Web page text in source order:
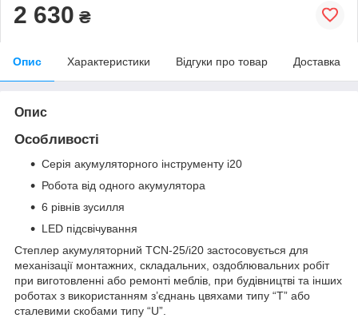
2 630 ₴
Опис Характеристики Відгуки про товар Доставка
Опис
Особливості
Серія акумуляторного інструменту i20
Робота від одного акумулятора
6 рівнів зусилля
LED підсвічування
Степлер акумуляторний TCN-25/i20 застосовується для
механізації монтажних, складальних, оздоблювальних робіт
при виготовленні або ремонті меблів, при будівництві та інших
роботах з використанням з’єднань цвяхами типу “T” або
сталевими скобами типу “U”.